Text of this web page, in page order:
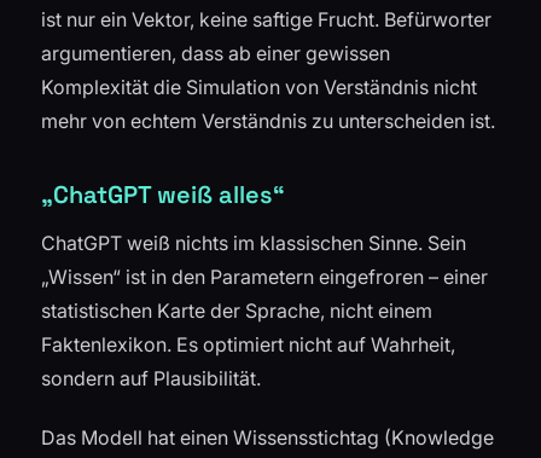
ist nur ein Vektor, keine saftige Frucht. Befürworter
argumentieren, dass ab einer gewissen
Komplexität die Simulation von Verständnis nicht
mehr von echtem Verständnis zu unterscheiden ist.
„ChatGPT weiß alles“
ChatGPT weiß nichts im klassischen Sinne. Sein
„Wissen“ ist in den Parametern eingefroren – einer
statistischen Karte der Sprache, nicht einem
Faktenlexikon. Es optimiert nicht auf Wahrheit,
sondern auf Plausibilität.
Das Modell hat einen Wissensstichtag (Knowledge